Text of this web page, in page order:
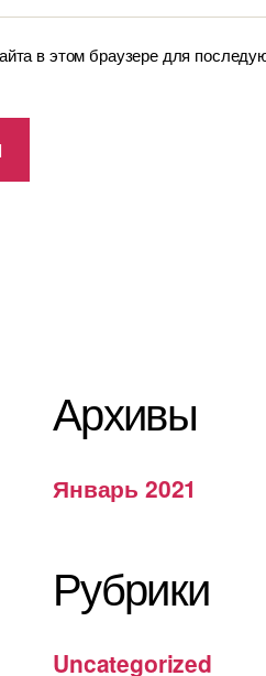
в этом браузере для
Архивы
Январь 2021
Рубрики
Uncategorized